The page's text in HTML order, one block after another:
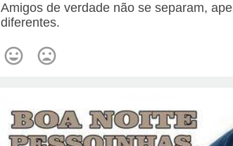
Amigos de verdade não se separam,
diferentes.